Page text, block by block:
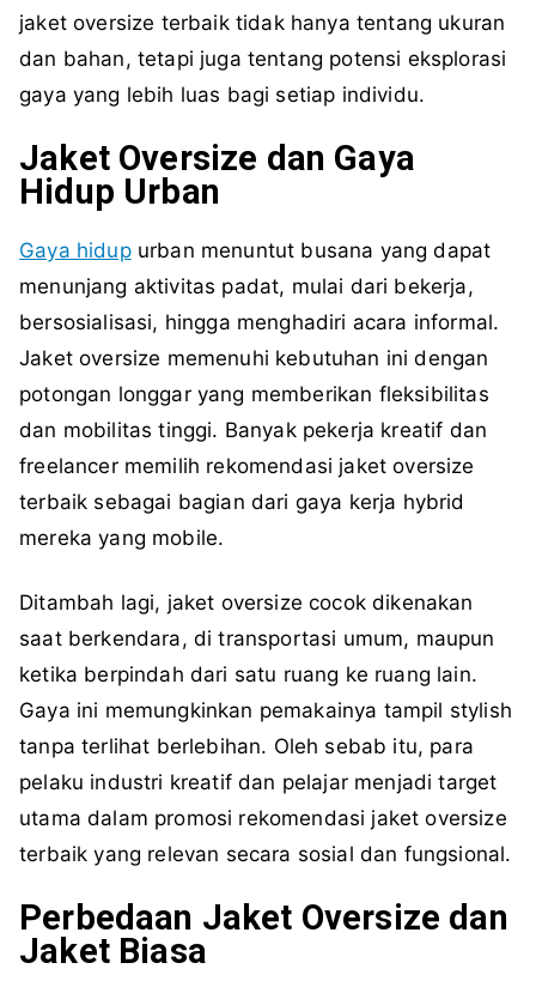
jaket oversize terbaik tidak hanya tentang ukuran
dan bahan, tetapi juga tentang potensi eksplorasi
gaya yang lebih luas bagi setiap individu.
Jaket Oversize dan Gaya
Hidup Urban
Gaya hidupurban menuntut busana yang dapat
menunjang aktivitas padat, mulai dari bekerja,
bersosialisasi, hingga menghadiri acara informal.
Jaket oversize memenuhi kebutuhan ini dengan
potongan longgar yang memberikan fleksibilitas
dan mobilitas tinggi. Banyak pekerja kreatif dan
freelancer memilih rekomendasi jaket oversize
terbaik sebagai bagian dari gaya kerja hybrid
mereka yang mobile.
Ditambah lagi, jaket oversize cocok dikenakan
saat berkendara, di transportasi umum, maupun
ketika berpindah dari satu ruang ke ruang lain.
Gaya ini memungkinkan pemakainya tampil stylish
tanpa terlihat berlebihan. Oleh sebab itu, para
pelaku industri kreatif dan pelajar menjadi target
utama dalam promosi rekomendasi jaket oversize
terbaik yang relevan secara sosial dan fungsional.
Perbedaan Jaket Oversize dan
Jaket Biasa